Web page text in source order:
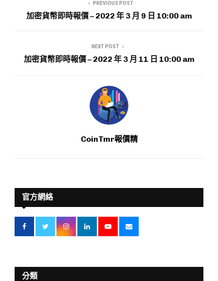
PREVIOUS POST
加密貨幣即時報價 – 2022 年 3 月 9 日 10:00 am
NEXT POST
加密貨幣即時報價 – 2022 年 3 月 11 日 10:00 am
CoinTmr報價精
官方網絡
分類